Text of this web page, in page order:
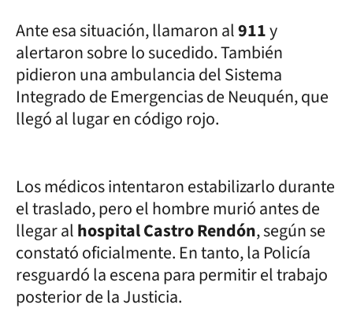
Ante esa situación, llamaron al911y
alertaron sobre lo sucedido. También
pidieron una ambulancia del Sistema
Integrado de Emergencias de Neuquén, que
llegó al lugar en código rojo.
Los médicos intentaron estabilizarlo durante
el traslado, pero el hombre murió antes de
llegar alhospital Castro Rendón, según se
constató oficialmente. En tanto, la Policía
resguardó la escena para permitir el trabajo
posterior de la Justicia.